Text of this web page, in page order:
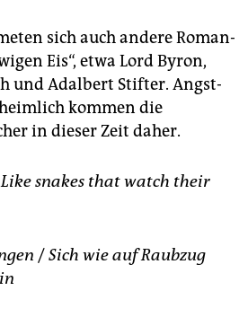
sich auch andere Ro­man­
Eis“, etwa Lord Byron,
und Adalbert Stifter. Angst­
kommen die
in dieser Zeit daher.
Like snakes that watch their
/Sich wie auf Raubzug